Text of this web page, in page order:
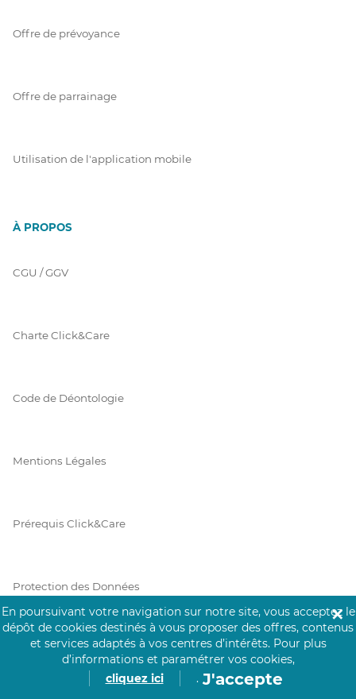
Offre de prévoyance
Offre de parrainage
Utilisation de l'application mobile
À PROPOS
CGU / GGV
Charte Click&Care
Code de Déontologie
Mentions Légales
Prérequis Click&Care
Protection des Données
Vie Privée
En poursuivant votre navigation sur notre site, vous acceptez le
dépôt de cookies destinés à vous proposer des offres, contenus
et services adaptés à vos centres d’intérêts. Pour plus
d’informations et paramétrer vos cookies,
cliquez ici
. J'accepte
✕